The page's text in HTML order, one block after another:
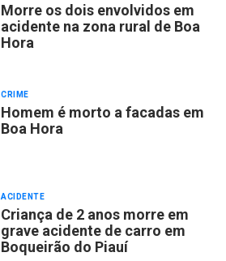
Morre os dois envolvidos em
acidente na zona rural de Boa
Hora
CRIME
Homem é morto a facadas em
Boa Hora
ACIDENTE
Criança de 2 anos morre em
grave acidente de carro em
Boqueirão do Piauí